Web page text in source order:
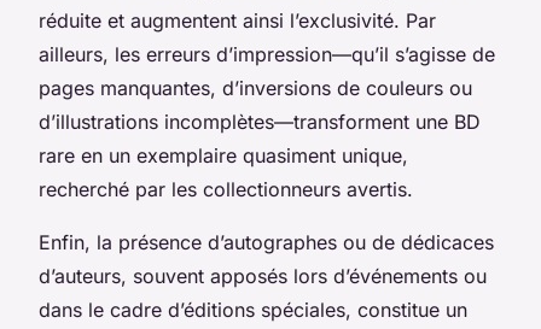
réduite et augmentent ainsi l’exclusivité. Par
ailleurs, les erreurs d’impression—qu’il s’agisse de
pages manquantes, d’inversions de couleurs ou
d’illustrations incomplètes—transforment une BD
rare en un exemplaire quasiment unique,
recherché par les collectionneurs avertis.
Enfin, la présence d’autographes ou de dédicaces
d’auteurs, souvent apposés lors d’événements ou
dans le cadre d’éditions spéciales, constitue un